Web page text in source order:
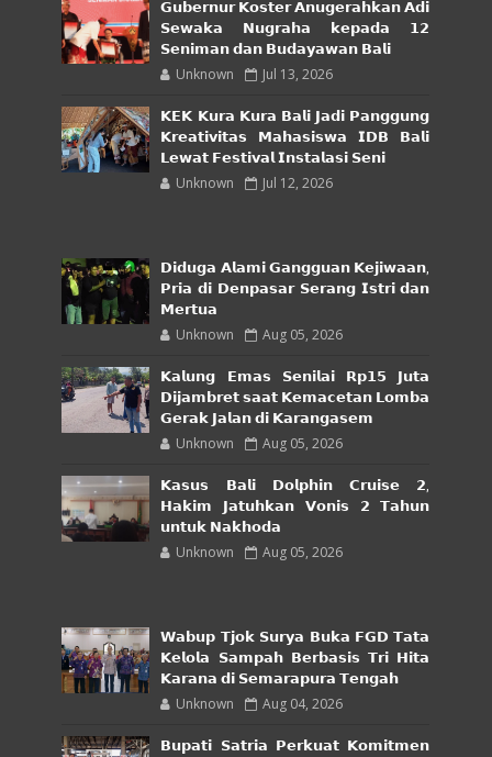
𝗚𝘂𝗯𝗲𝗿𝗻𝘂𝗿 𝗞𝗼𝘀𝘁𝗲𝗿 𝗔𝗻𝘂𝗴𝗲𝗿𝗮𝗵𝗸𝗮𝗻 𝗔𝗱𝗶
𝗦𝗲𝘄𝗮𝗸𝗮 𝗡𝘂𝗴𝗿𝗮𝗵𝗮 𝗸𝗲𝗽𝗮𝗱𝗮 𝟭𝟮
𝗦𝗲𝗻𝗶𝗺𝗮𝗻 𝗱𝗮𝗻 𝗕𝘂𝗱𝗮𝘆𝗮𝘄𝗮𝗻 𝗕𝗮𝗹𝗶
Unknown Jul 13, 2026
𝗞𝗘𝗞 𝗞𝘂𝗿𝗮 𝗞𝘂𝗿𝗮 𝗕𝗮𝗹𝗶 𝗝𝗮𝗱𝗶 𝗣𝗮𝗻𝗴𝗴𝘂𝗻𝗴
𝗞𝗿𝗲𝗮𝘁𝗶𝘃𝗶𝘁𝗮𝘀 𝗠𝗮𝗵𝗮𝘀𝗶𝘀𝘄𝗮 𝗜𝗗𝗕 𝗕𝗮𝗹𝗶
𝗟𝗲𝘄𝗮𝘁 𝗙𝗲𝘀𝘁𝗶𝘃𝗮𝗹 𝗜𝗻𝘀𝘁𝗮𝗹𝗮𝘀𝗶 𝗦𝗲𝗻𝗶
Unknown Jul 12, 2026
𝗗𝗶𝗱𝘂𝗴𝗮 𝗔𝗹𝗮𝗺𝗶 𝗚𝗮𝗻𝗴𝗴𝘂𝗮𝗻 𝗞𝗲𝗷𝗶𝘄𝗮𝗮𝗻,
𝗣𝗿𝗶𝗮 𝗱𝗶 𝗗𝗲𝗻𝗽𝗮𝘀𝗮𝗿 𝗦𝗲𝗿𝗮𝗻𝗴 𝗜𝘀𝘁𝗿𝗶 𝗱𝗮𝗻
𝗠𝗲𝗿𝘁𝘂𝗮
Unknown Aug 05, 2026
𝗞𝗮𝗹𝘂𝗻𝗴 𝗘𝗺𝗮𝘀 𝗦𝗲𝗻𝗶𝗹𝗮𝗶 𝗥𝗽𝟭𝟱 𝗝𝘂𝘁𝗮
𝗗𝗶𝗷𝗮𝗺𝗯𝗿𝗲𝘁 𝘀𝗮𝗮𝘁 𝗞𝗲𝗺𝗮𝗰𝗲𝘁𝗮𝗻 𝗟𝗼𝗺𝗯𝗮
𝗚𝗲𝗿𝗮𝗸 𝗝𝗮𝗹𝗮𝗻 𝗱𝗶 𝗞𝗮𝗿𝗮𝗻𝗴𝗮𝘀𝗲𝗺
Unknown Aug 05, 2026
𝗞𝗮𝘀𝘂𝘀 𝗕𝗮𝗹𝗶 𝗗𝗼𝗹𝗽𝗵𝗶𝗻 𝗖𝗿𝘂𝗶𝘀𝗲 𝟮,
𝗛𝗮𝗸𝗶𝗺 𝗝𝗮𝘁𝘂𝗵𝗸𝗮𝗻 𝗩𝗼𝗻𝗶𝘀 𝟮 𝗧𝗮𝗵𝘂𝗻
𝘂𝗻𝘁𝘂𝗸 𝗡𝗮𝗸𝗵𝗼𝗱𝗮
Unknown Aug 05, 2026
𝗪𝗮𝗯𝘂𝗽 𝗧𝗷𝗼𝗸 𝗦𝘂𝗿𝘆𝗮 𝗕𝘂𝗸𝗮 𝗙𝗚𝗗 𝗧𝗮𝘁𝗮
𝗞𝗲𝗹𝗼𝗹𝗮 𝗦𝗮𝗺𝗽𝗮𝗵 𝗕𝗲𝗿𝗯𝗮𝘀𝗶𝘀 𝗧𝗿𝗶 𝗛𝗶𝘁𝗮
𝗞𝗮𝗿𝗮𝗻𝗮 𝗱𝗶 𝗦𝗲𝗺𝗮𝗿𝗮𝗽𝘂𝗿𝗮 𝗧𝗲𝗻𝗴𝗮𝗵
Unknown Aug 04, 2026
𝗕𝘂𝗽𝗮𝘁𝗶 𝗦𝗮𝘁𝗿𝗶𝗮 𝗣𝗲𝗿𝗸𝘂𝗮𝘁 𝗞𝗼𝗺𝗶𝘁𝗺𝗲𝗻